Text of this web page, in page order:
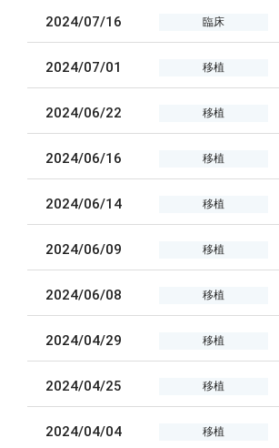
2024/07/16 臨床
2024/07/01 移植
2024/06/22 移植
2024/06/16 移植
2024/06/14 移植
2024/06/09 移植
2024/06/08 移植
2024/04/29 移植
2024/04/25 移植
2024/04/04 移植